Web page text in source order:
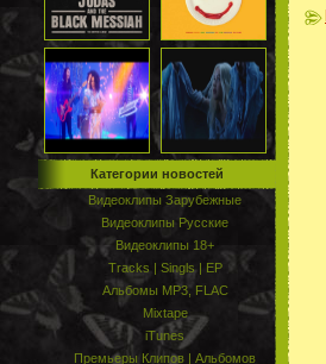
Категории новостей
Видеоклипы Зарубежные
Видеоклипы Русские
Видеоклипы 18+
Tracks | Singls | EP
Альбомы MP3, FLAC
Mixtape
iTunes
Премьеры Клипов | Альбомов